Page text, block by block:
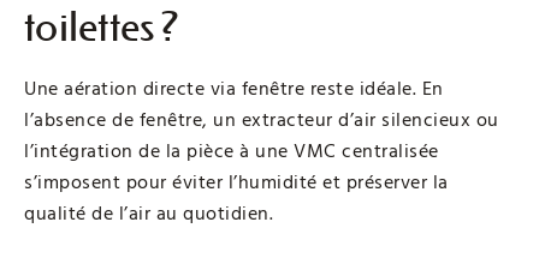
toilettes ?
Une aération directe via fenêtre reste idéale. En
l’absence de fenêtre, un extracteur d’air silencieux ou
l’intégration de la pièce à une VMC centralisée
s’imposent pour éviter l’humidité et préserver la
qualité de l’air au quotidien.